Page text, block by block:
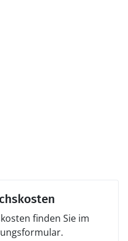
finden Sie im